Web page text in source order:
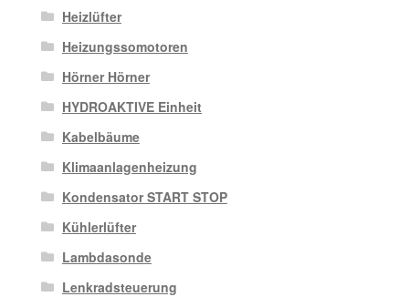
Heizlüfter
Heizungssomotoren
Hörner Hörner
HYDROAKTIVE Einheit
Kabelbäume
Klimaanlagenheizung
Kondensator START STOP
Kühlerlüfter
Lambdasonde
Lenkradsteuerung